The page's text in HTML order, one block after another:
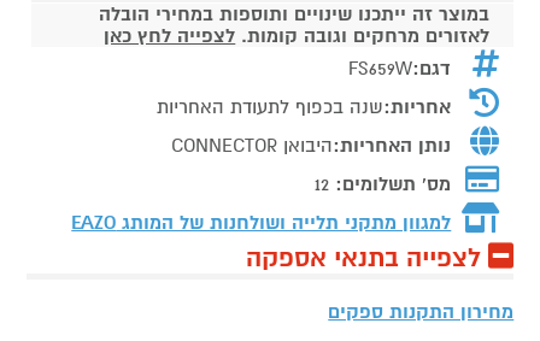
במוצר זה ייתכנו שינויים ותוספות במחירי הובלה
לאזורים מרחקים וגובה קומות. לצפייה לחץ כאן
דגם:FS659W
אחריות:שנה בכפוף לתעודת האחריות
נותן האחריות:היבואן CONNECTOR
מס' תשלומים: 12
למגוון מתקני תלייה ושולחנות של המותג EAZO
לצפייה בתנאי אספקה
מחירון התקנות ספקים